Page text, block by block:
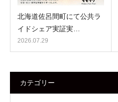
北海道佐呂間町にて公共ラ
イドシェア実証実…
2026.07.29
カテゴリー